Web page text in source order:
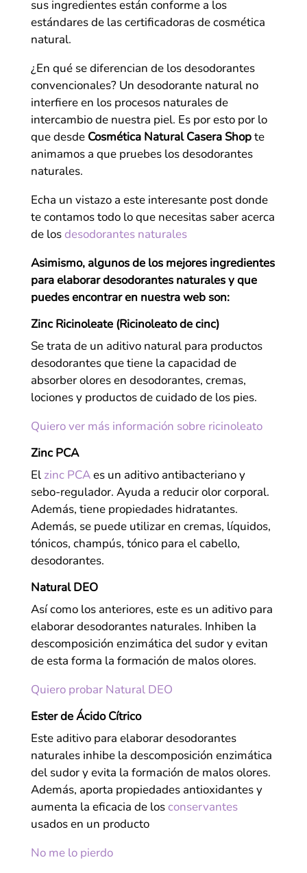
sus ingredientes están conforme a los
estándares de las certificadoras de cosmética
natural.
¿En qué se diferencian de los desodorantes
convencionales? Un desodorante natural no
interfiere en los procesos naturales de
intercambio de nuestra piel. Es por esto por lo
que desde Cosmética Natural Casera Shopte
animamos a que pruebes los desodorantes
naturales.
Echa un vistazo a este interesante post donde
te contamos todo lo que necesitas saber acerca
de losdesodorantes naturales
Asimismo, algunos de los mejores ingredientes
para elaborar desodorantes naturales y que
puedes encontrar en nuestra web son:
Zinc Ricinoleate (Ricinoleato de cinc)
Se trata de un aditivo natural para productos
desodorantes que tiene la capacidad de
absorber olores en desodorantes, cremas,
lociones y productos de cuidado de los pies.
Quiero ver más información sobre ricinoleato
Zinc PCA
El zinc PCAes un aditivo antibacteriano y
sebo-regulador. Ayuda a reducir olor corporal.
Además, tiene propiedades hidratantes.
Además, se puede utilizar en cremas, líquidos,
tónicos, champús, tónico para el cabello,
desodorantes.
Natural DEO
Así como los anteriores, este es un aditivo para
elaborar desodorantes naturales. Inhiben la
descomposición enzimática del sudor y evitan
de esta forma la formación de malos olores.
Quiero probar Natural DEO
Ester de Ácido Cítrico
Este aditivo para elaborar desodorantes
naturales inhibe la descomposición enzimática
del sudor y evita la formación de malos olores.
Además, aporta propiedades antioxidantes y
aumenta la eficacia de losconservantes
usados en un producto
No me lo pierdo